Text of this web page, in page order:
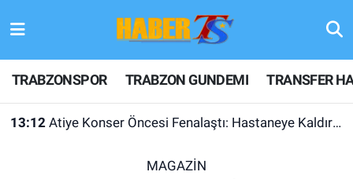
TRABZONSPOR TRABZON GUNDEMI TRANSFER
13:12 Atiye Konser Öncesi Fenalaştı: Hastaneye Kaldırıldı
MAGAZİN
TRABZONSPOR
TRABZON GUNDEMI
Hava Durumu
Trafik Durumu